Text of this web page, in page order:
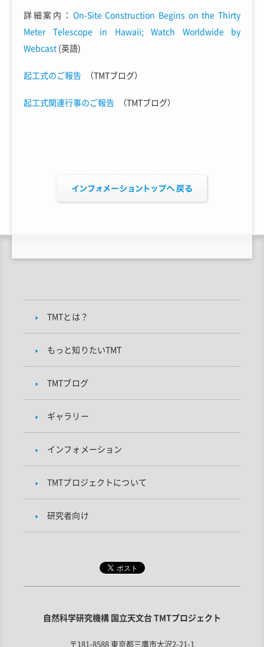
詳細案内： On-Site Construction Begins on the Thirty
Meter Telescope in Hawaii; Watch Worldwide by
Webcast (英語)
起工式のご報告 （TMTブログ）
起工式関連行事のご報告 （TMTブログ）
TMTとは？
もっと知りたいTMT
TMTブログ
ギャラリー
インフォメーション
TMTプロジェクトについて
研究者向け
自然科学研究機構 国立天文台 TMTプロジェクト
〒181-8588 東京都三鷹市大沢2-21-1